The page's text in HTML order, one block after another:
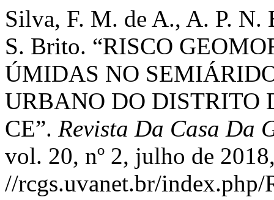
Silva, F. M. de A., A. P. N.
S. Brito. “RISCO
ÚMIDAS NO
URBANO DO
CE”. Revista Da Casa Da
vol. 20, nº 2, julho de
//rcgs.uvanet.br/